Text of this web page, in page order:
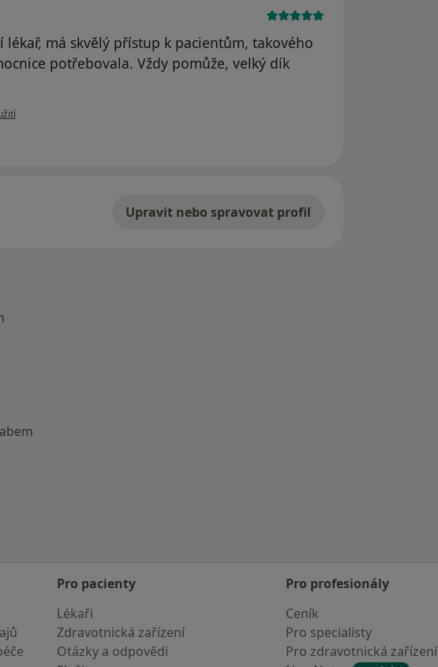
má skvělý přístup k pacientům, takového
potřebovala. Vždy pomůže, velký dík
Pacient
Upravit nebo spravovat profil
Pro pacienty
Lékaři
Zdravotnická zařízení
Otázky a odpovědi
Pro profesionály
Ceník
Pro specialisty
Pro zdravotnická zařízení